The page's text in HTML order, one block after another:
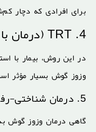
برای افرادی که دچار
4. TRT (درمان با بازآموزی وزوز)
در این روش، بیمار با
وزوز گوش بسیار مؤثر
5. درمان شناختی-رفتاری (CBT)
گاهی درمان وزوز گوش